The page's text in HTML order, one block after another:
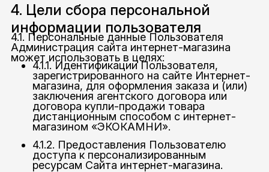
4. Цели сбора персональной
информации пользователя
4.1. Персональные данные Пользователя
Администрация сайта интернет-магазина
может использовать в целях:
4.1.1. Идентификации Пользователя,
зарегистрированного на сайте Интернет-
магазина, для оформления заказа и (или)
заключения агентского договора или
договора купли-продажи товара
дистанционным способом с интернет-
магазином «ЭКОКАМНИ».
4.1.2. Предоставления Пользователю
доступа к персонализированным
ресурсам Сайта интернет-магазина.